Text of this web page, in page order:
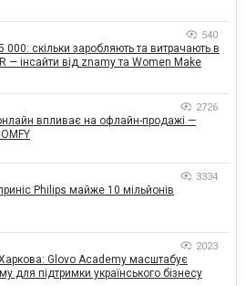
540
000: скільки заробляють та витрачають в
— інсайти від znamy та Women Make
2726
онлайн впливає на офлайн-продажі —
3334
Philips майже 10 мільйонів
2023
Glovo Academy масштабує
для підтримки українського бізнесу